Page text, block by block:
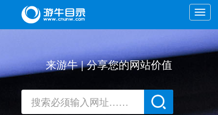
Toggle
来游牛 | 分享您的网站价值